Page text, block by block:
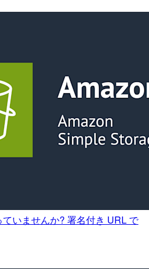
いませんか? 署名付き URL で